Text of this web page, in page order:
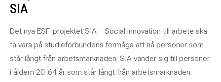
SIA
Det nya ESF-projektet SIA – Social innovation till arbete ska
ta vara på studieförbundens förmåga att nå personer som
står långt från arbetsmarknaden. SIA vänder sig till personer
i åldern 20-64 år som står långt från arbetsmarknaden.